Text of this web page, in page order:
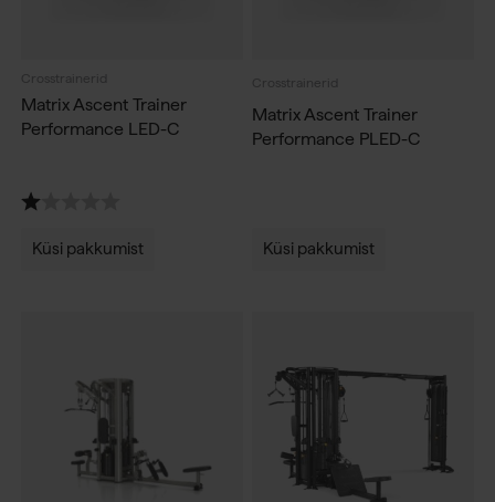
Crosstrainerid
Matrix Ascent Trainer
Performance LED-C
Hinnang:
Küsi pakkumist
Crosstrainerid
Matrix Ascent Trainer
Performance PLED-C
Küsi pakkumist